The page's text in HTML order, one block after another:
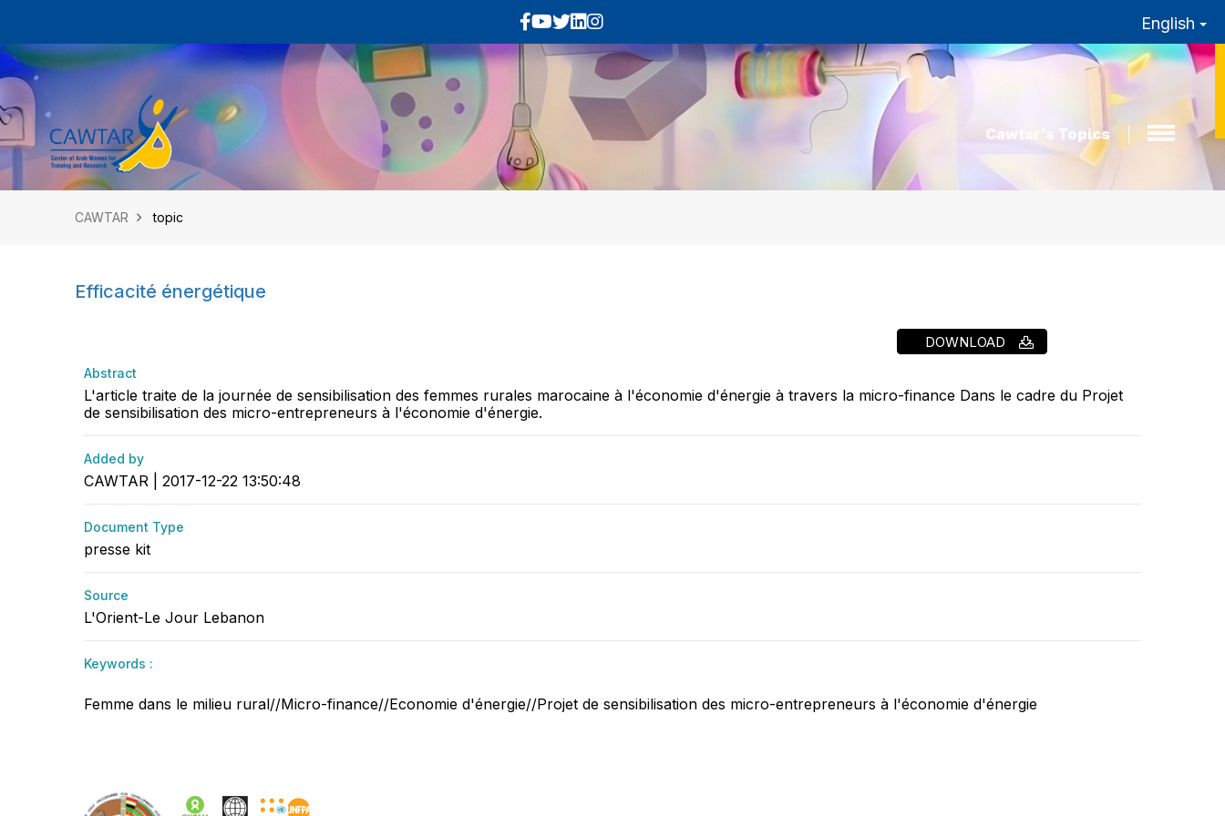
English
Cawtar’s Topics
CAWTAR topic
Efficacité énergétique
DOWNLOAD
Abstract
L'article traite de la journée de sensibilisation des femmes rurales marocaine à l'économie d'énergie à travers la micro-finance Dans le cadre du Projet
de sensibilisation des micro-entrepreneurs à l'économie d'énergie.
Added by
CAWTAR | 2017-12-22 13:50:48
Document Type
presse kit
Source
L'Orient-Le Jour Lebanon
Keywords :
Femme dans le milieu rural//Micro-finance//Economie d'énergie//Projet de sensibilisation des micro-entrepreneurs à l'économie d'énergie